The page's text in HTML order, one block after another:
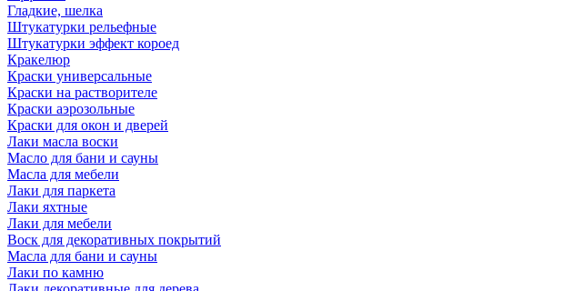
Гладкие, шелка
Штукатурки рельефные
Штукатурки эффект короед
Кракелюр
Краски универсальные
Краски на растворителе
Краски аэрозольные
Краски для окон и дверей
Лаки масла воски
Масло для бани и сауны
Масла для мебели
Лаки для паркета
Лаки яхтные
Лаки для мебели
Воск для декоративных покрытий
Масла для бани и сауны
Лаки по камню